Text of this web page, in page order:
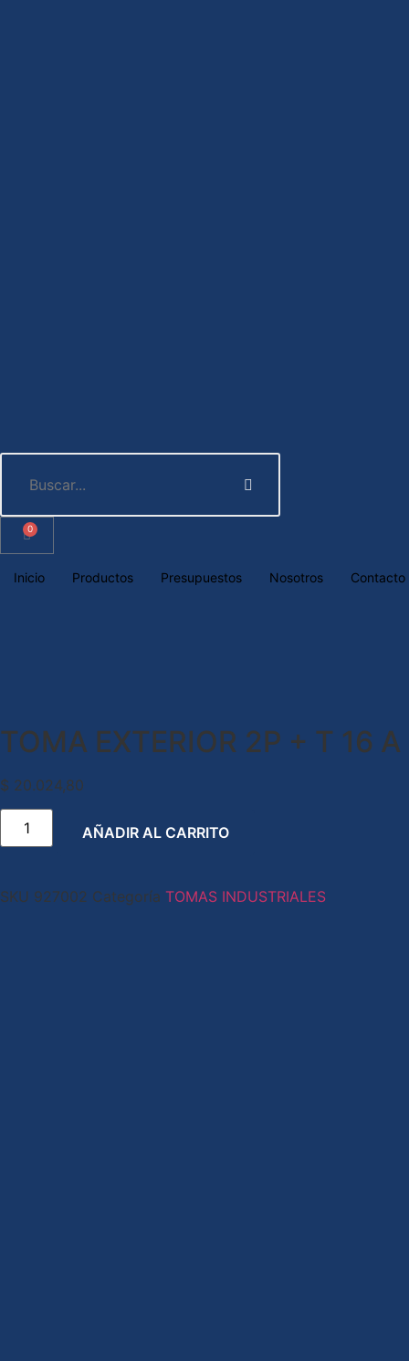
0
Inicio Productos Presupuestos Nosotros Contacto
TOMA EXTERIOR 2P + T 16 A
$ 20.024,80
AÑADIR AL CARRITO
SKU 927002 Categoría TOMAS INDUSTRIALES